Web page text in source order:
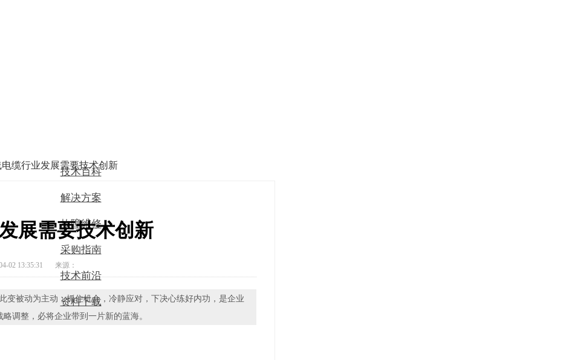
技术百科
解决方案
故障维修
采购指南
技术前沿
资料下载
电缆行业发展需要技术创新
展需要技术创新
02 13:35:31 来源：
变被动为主动，抓住机会，冷静应对，下决心练好内功，是企业
调整，必将企业带到一片新的蓝海。